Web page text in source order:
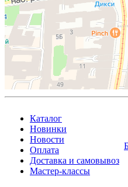
Каталог
Новинки
Новости
Оплата
Доставка и самовывоз
Мастер-классы